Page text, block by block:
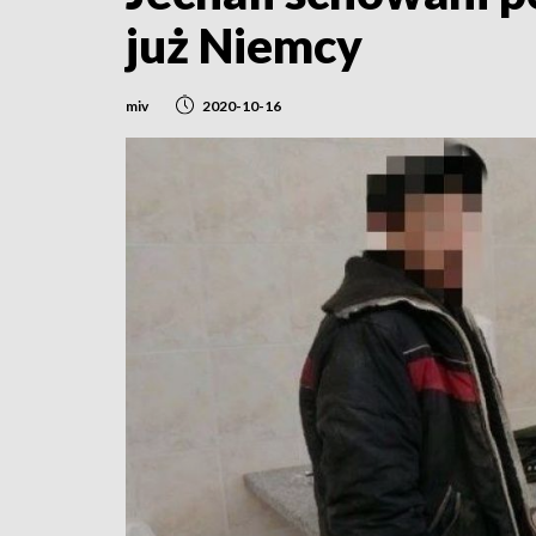
już Niemcy
miv 2020-10-16